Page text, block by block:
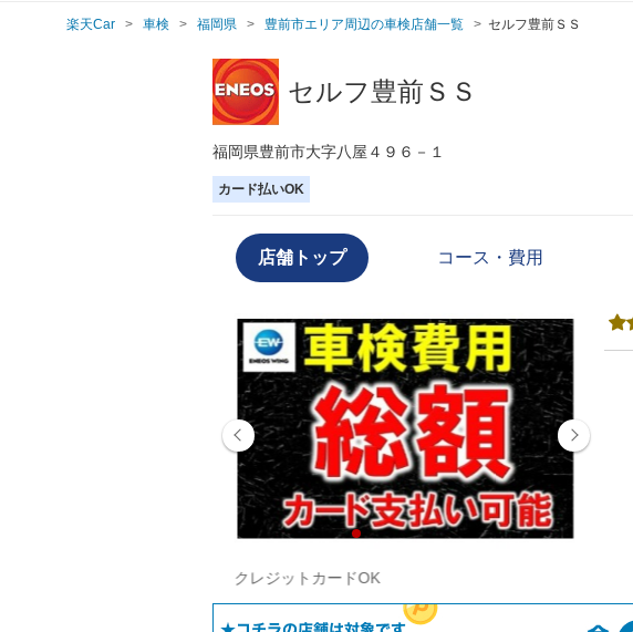
楽天Car 車検 福岡県 豊前市エリア周辺の車検店舗一覧 セルフ豊前ＳＳ
セルフ豊前ＳＳ
福岡県豊前市大字八屋４９６－１
カード払いOK
店舗トップ コース・費用
クレジットカードOK